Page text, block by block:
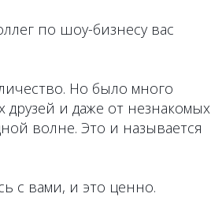
по шоу-бизнесу вас
Но было много
и даже от незнакомых
волне. Это и называется
с вами, и это ценно.